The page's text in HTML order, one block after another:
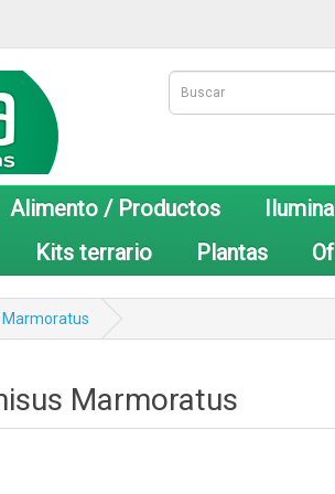
Alimento / Productos
Kits terrario Plantas
Marmoratus
Marmoratus